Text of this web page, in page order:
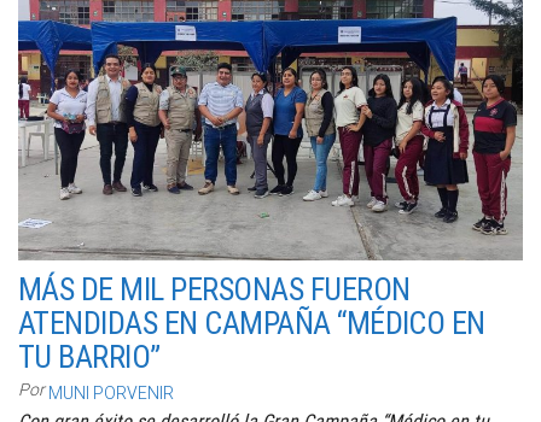
MÁS DE MIL PERSONAS FUERON
ATENDIDAS EN CAMPAÑA “MÉDICO EN
TU BARRIO”
Por MUNI PORVENIR